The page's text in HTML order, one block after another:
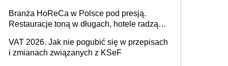
Branża HoReCa w Polsce pod presją.
Restauracje toną w długach, hotele radzą
VAT 2026. Jak nie pogubić się w przepisach
i zmianach związanych z KSeF